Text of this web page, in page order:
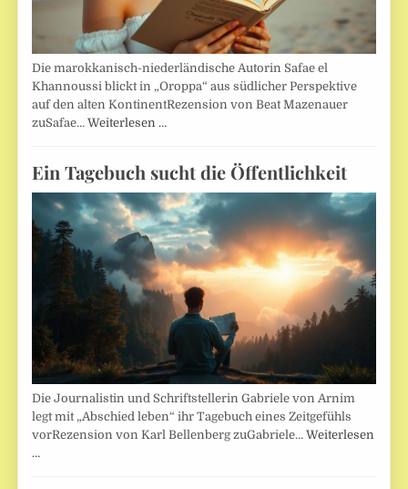
Die marokkanisch-niederländische Autorin Safae el
Khannoussi blickt in „Oroppa“ aus südlicher Perspektive
auf den alten KontinentRezension von Beat Mazenauer
zuSafae…Weiterlesen …
Ein Tagebuch sucht die Öffentlichkeit
Die Journalistin und Schriftstellerin Gabriele von Arnim
legt mit „Abschied leben“ ihr Tagebuch eines Zeitgefühls
vorRezension von Karl Bellenberg zuGabriele…Weiterlesen
…